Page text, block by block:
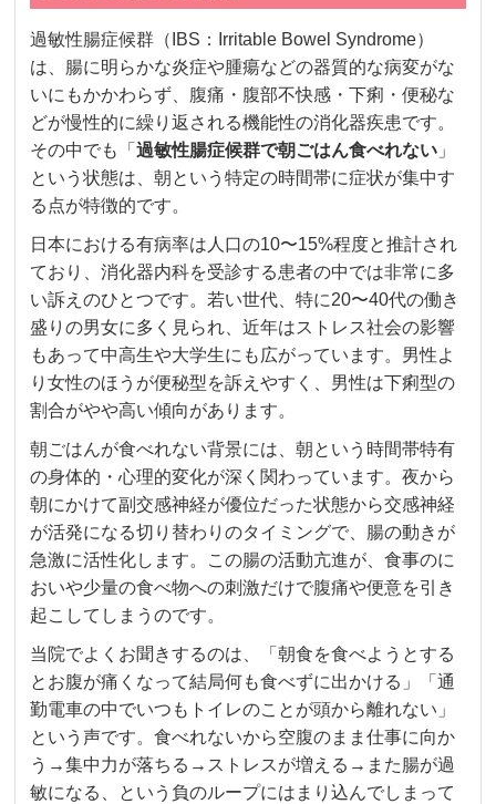
過敏性腸症候群（IBS：Irritable Bowel Syndrome）
は、腸に明らかな炎症や腫瘍などの器質的な病変がな
いにもかかわらず、腹痛・腹部不快感・下痢・便秘な
どが慢性的に繰り返される機能性の消化器疾患です。
その中でも「過敏性腸症候群で朝ごはん食べれない 」
という状態は、朝という特定の時間帯に症状が集中す
る点が特徴的です。
日本における有病率は人口の10〜15%程度と推計され
ており、消化器内科を受診する患者の中では非常に多
い訴えのひとつです。若い世代、特に20〜40代の働き
盛りの男女に多く見られ、近年はストレス社会の影響
もあって中高生や大学生にも広がっています。男性よ
り女性のほうが便秘型を訴えやすく、男性は下痢型の
割合がやや高い傾向があります。
朝ごはんが食べれない背景には、朝という時間帯特有
の身体的・心理的変化が深く関わっています。夜から
朝にかけて副交感神経が優位だった状態から交感神経
が活発になる切り替わりのタイミングで、腸の動きが
急激に活性化します。この腸の活動亢進が、食事のに
おいや少量の食べ物への刺激だけで腹痛や便意を引き
起こしてしまうのです。
当院でよくお聞きするのは、「朝食を食べようとする
とお腹が痛くなって結局何も食べずに出かける」「通
勤電車の中でいつもトイレのことが頭から離れない」
という声です。食べれないから空腹のまま仕事に向か
う→集中力が落ちる→ストレスが増える→また腸が過
敏になる、という負のループにはまり込んでしまって